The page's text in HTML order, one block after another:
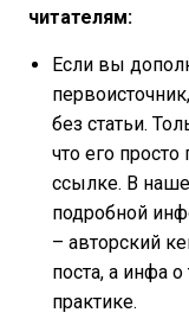
читателям:
Если вы
без статьи.
что его
ссылке. В
подробной
– авторский
поста, а инфа
практике.